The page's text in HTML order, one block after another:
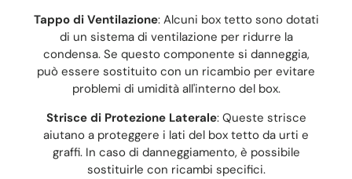
Tappo di Ventilazione: Alcuni box tetto sono dotati
di un sistema di ventilazione per ridurre la
condensa. Se questo componente si danneggia,
può essere sostituito con un ricambio per evitare
problemi di umidità all'interno del box.
Strisce di Protezione Laterale: Queste strisce
aiutano a proteggere i lati del box tetto da urti e
graffi. In caso di danneggiamento, è possibile
sostituirle con ricambi specifici.